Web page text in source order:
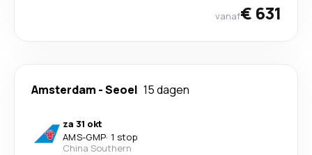
vanaf€ 631
Amsterdam -Seoel 15 dagen
za 31 okt
AMS-GMP· 1 stop
China Southern